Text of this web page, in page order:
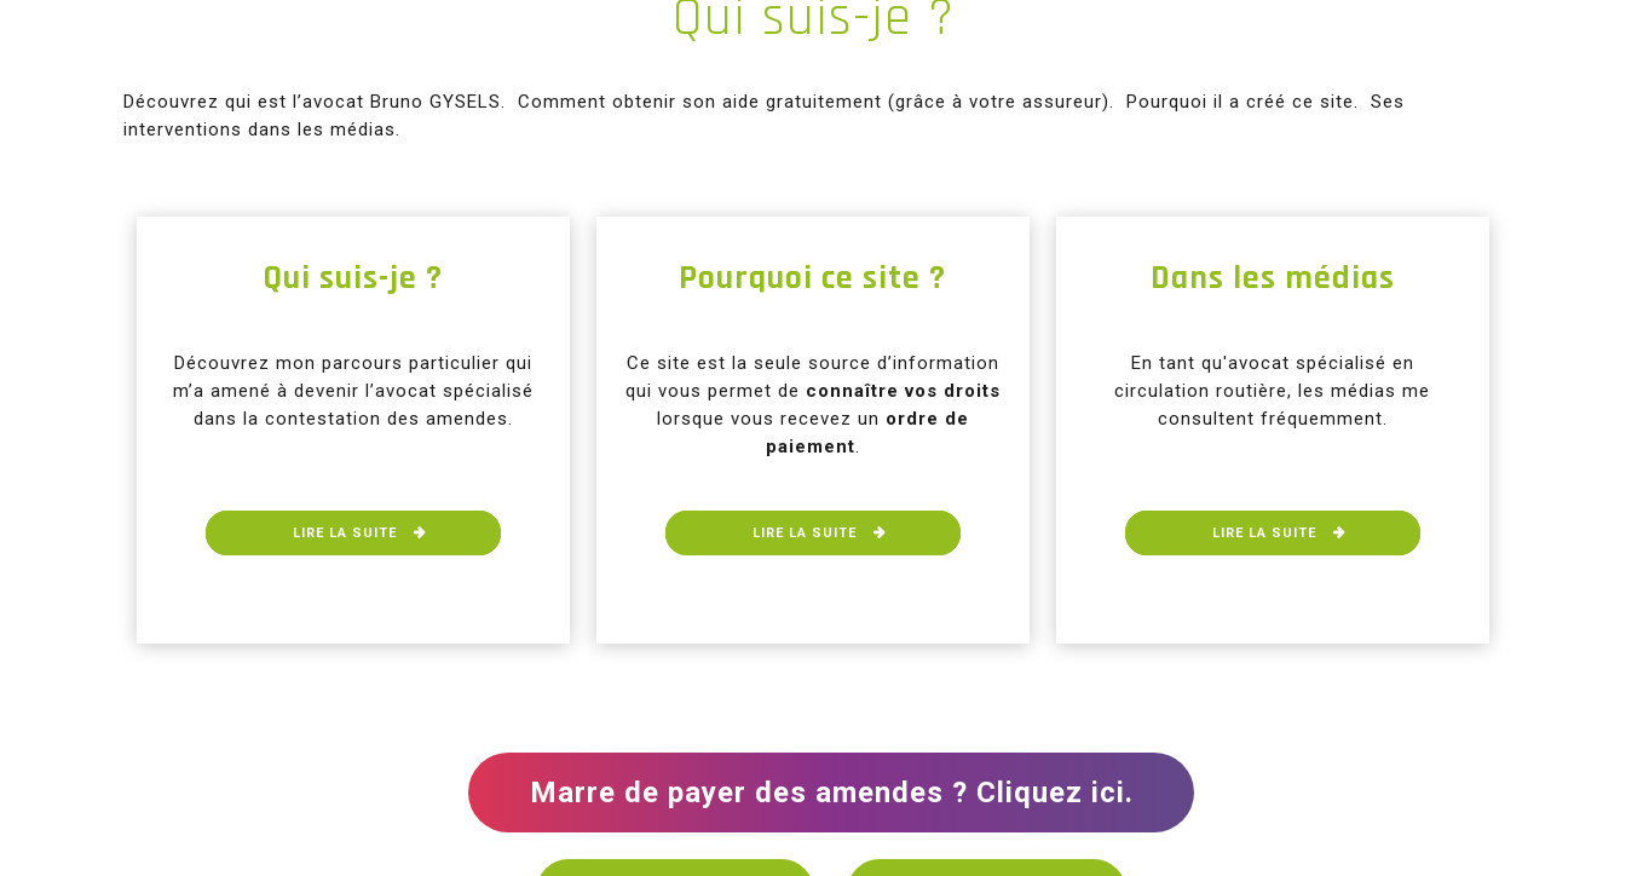
Qui suis-je ?
Découvrez qui est l’avocat Bruno GYSELS. Comment obtenir son aide gratuitement (grâce à votre assureur). Pourquoi il a créé ce site. Ses
interventions dans les médias.
Qui suis-je ?
Découvrez mon parcours particulier qui
m’a amené à devenir l’avocat spécialisé
dans la contestation des amendes.
LIRE LA SUITE
Pourquoi ce site ?
Ce site est la seule source d’information
qui vous permet de connaître vos droits
lorsque vous recevez un ordre de
paiement.
LIRE LA SUITE
Dans les médias
En tant qu'avocat spécialisé en
circulation routière, les médias me
consultent fréquemment.
LIRE LA SUITE
Marre de payer des amendes ? Cliquez ici.